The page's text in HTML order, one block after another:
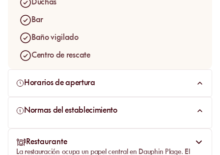
Duchas
Bar
Baño vigilado
Centro de rescate
Horarios de apertura
Normas del establecimiento
Restaurante
La restauración ocupa un papel central en Dauphin Plage. El